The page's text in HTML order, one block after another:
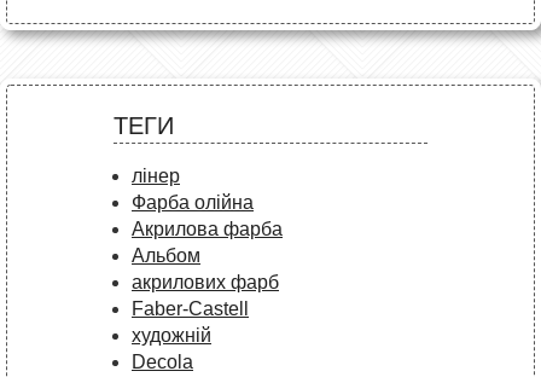
ТЕГИ
лінер
Фарба олійна
Акрилова фарба
Альбом
акрилових фарб
Faber-Castell
художній
Decola